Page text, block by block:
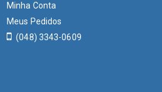
Minha Conta
Meus Pedidos
(048) 3343-0609